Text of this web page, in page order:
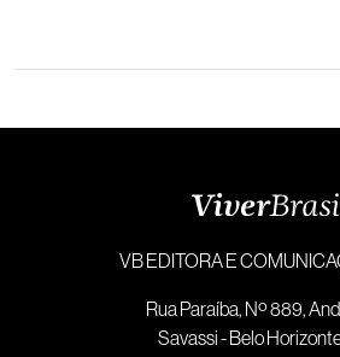
VB EDITORA E
Rua Paraíba, Nº 889,
Savassi - Belo